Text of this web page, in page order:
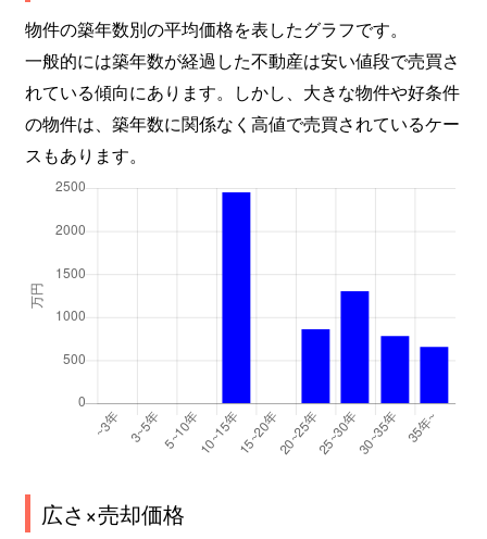
物件の築年数別の平均価格を表したグラフです。
一般的には築年数が経過した不動産は安い値段で売買さ
れている傾向にあります。しかし、大きな物件や好条件
の物件は、築年数に関係なく高値で売買されているケー
スもあります。
広さ×売却価格